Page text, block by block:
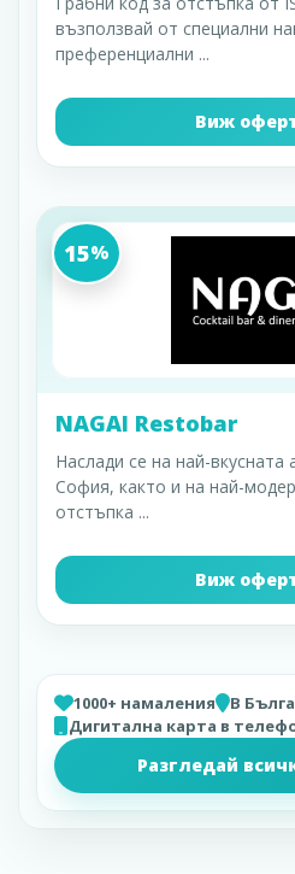
възползвай от специални
преференциални ...
Виж
15%
NAGAI Restobar
Наслади се на най-вкусната
София, както и на най-
отстъпка ...
Виж
1000+ намаления
В
Дигитална карта в
Разгледай